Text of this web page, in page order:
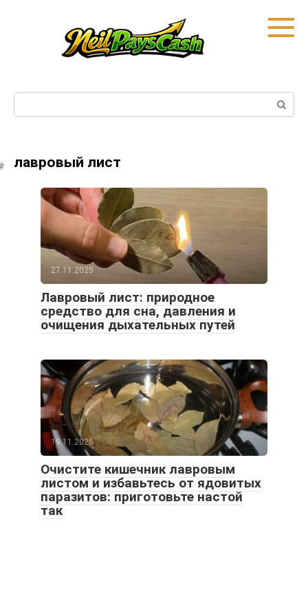
лавровый лист
27.11.2025
Лавровый лист: природное
средство для сна, давления и
очищения дыхательных путей
19.11.2025
Очистите кишечник лавровым
листом и избавьтесь от ядовитых
паразитов: приготовьте настой
так